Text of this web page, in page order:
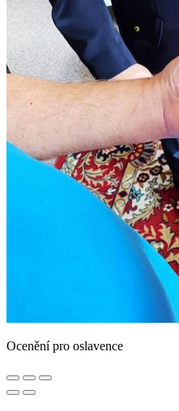
Ocenění pro oslavence